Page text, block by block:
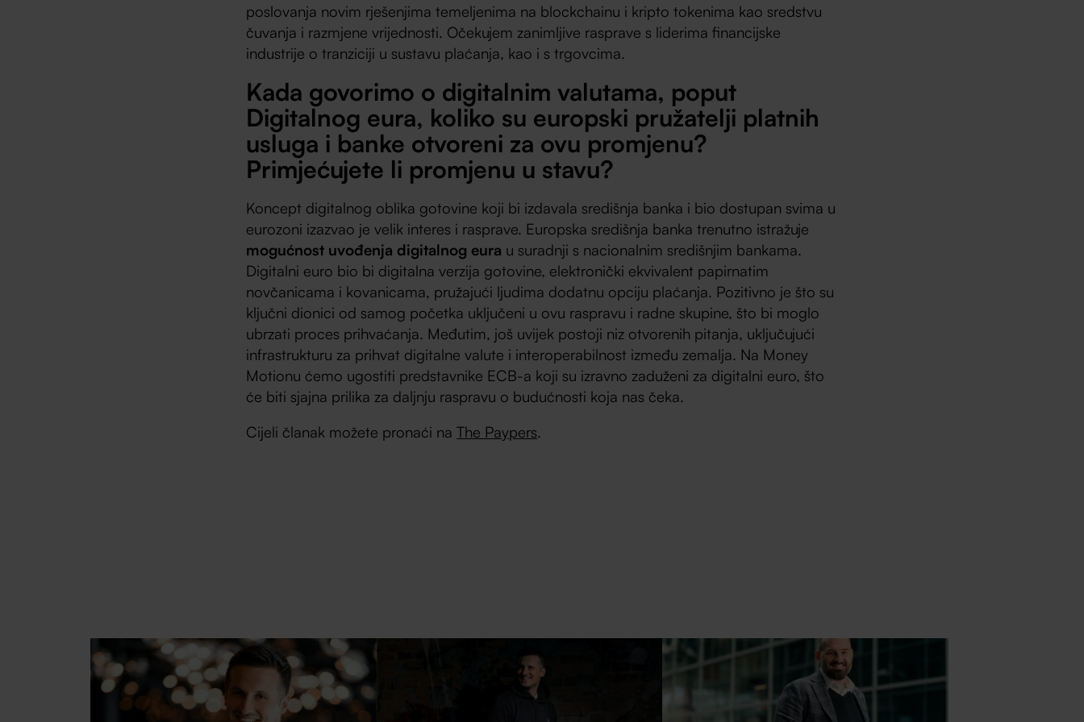
poslovanja novim rješenjima temeljenima na blockchainu i kripto tokenima kao sredstvu
čuvanja i razmjene vrijednosti. Očekujem zanimljive rasprave s liderima financijske
industrije o tranziciji u sustavu plaćanja, kao i s trgovcima.
Kada govorimo o digitalnim valutama, poput
Digitalnog eura, koliko su europski pružatelji platnih
usluga i banke otvoreni za ovu promjenu?
Primjećujete li promjenu u stavu?
Koncept digitalnog oblika gotovine koji bi izdavala središnja banka i bio dostupan svima u
eurozoni izazvao je velik interes i rasprave. Europska središnja banka trenutno istražuje
mogućnost uvođenja digitalnog eura u suradnji s nacionalnim središnjim bankama.
Digitalni euro bio bi digitalna verzija gotovine, elektronički ekvivalent papirnatim
novčanicama i kovanicama, pružajući ljudima dodatnu opciju plaćanja. Pozitivno je što su
ključni dionici od samog početka uključeni u ovu raspravu i radne skupine, što bi moglo
ubrzati proces prihvaćanja. Međutim, još uvijek postoji niz otvorenih pitanja, uključujući
infrastrukturu za prihvat digitalne valute i interoperabilnost između zemalja. Na Money
Motionu ćemo ugostiti predstavnike ECB-a koji su izravno zaduženi za digitalni euro, što
će biti sjajna prilika za daljnju raspravu o budućnosti koja nas čeka.
Cijeli članak možete pronaći naThe Paypers.